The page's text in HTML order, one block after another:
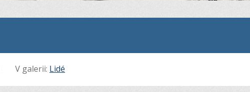
V galerii: Lidé